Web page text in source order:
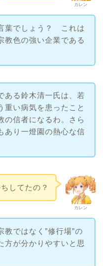
カレン
葉でしょう？ これは
教色の強い企業である
ある鈴木清一氏は、若
重い病気を患ったこと
の信者になるわ。さら
あり一燈園の熱心な信
カレン
してたの？
教ではなく”修行場”の
方が分かりやすいと思